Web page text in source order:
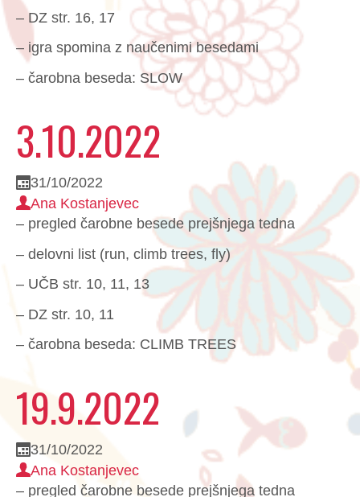
– DZ str. 16, 17
– igra spomina z naučenimi besedami
– čarobna beseda: SLOW
3.10.2022
31/10/2022
Ana Kostanjevec
– pregled čarobne besede prejšnjega tedna
– delovni list (run, climb trees, fly)
– UČB str. 10, 11, 13
– DZ str. 10, 11
– čarobna beseda: CLIMB TREES
19.9.2022
31/10/2022
Ana Kostanjevec
– pregled čarobne besede prejšnjega tedna